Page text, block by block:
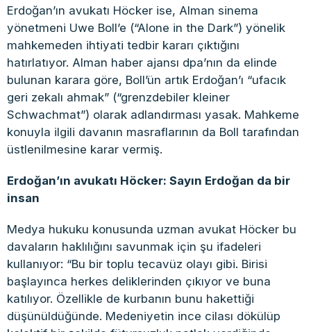
Erdoğan’ın avukatı Höcker ise, Alman sinema
yönetmeni Uwe Boll’e (“Alone in the Dark”) yönelik
mahkemeden ihtiyati tedbir kararı çıktığını
hatırlatıyor. Alman haber ajansı dpa’nın da elinde
bulunan karara göre, Boll’ün artık Erdoğan’ı “ufacık
geri zekalı ahmak” (“grenzdebiler kleiner
Schwachmat”) olarak adlandırması yasak. Mahkeme
konuyla ilgili davanın masraflarının da Boll tarafından
üstlenilmesine karar vermiş.
Erdoğan’ın avukatı Höcker: Sayın Erdoğan da bir
insan
Medya hukuku konusunda uzman avukat Höcker bu
davaların haklılığını savunmak için şu ifadeleri
kullanıyor: “Bu bir toplu tecavüz olayı gibi. Birisi
başlayınca herkes deliklerinden çıkıyor ve buna
katılıyor. Özellikle de kurbanın bunu hakettiği
düşünüldüğünde. Medeniyetin ince cilası dökülüp